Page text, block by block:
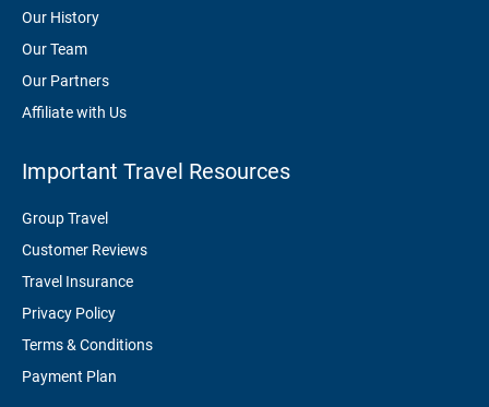
Our History
Our Team
Our Partners
Affiliate with Us
Important Travel Resources
Group Travel
Customer Reviews
Travel Insurance
Privacy Policy
Terms & Conditions
Payment Plan